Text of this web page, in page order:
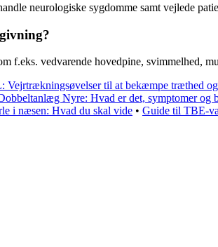
neurologiske sygdomme samt vejlede
f.eks. vedvarende hovedpine,
Vejrtrækningsøvelser til at bekæmpe træthed
Nyre: Hvad er det, symptomer og
i næsen: Hvad du skal vide • Guide til TBE-